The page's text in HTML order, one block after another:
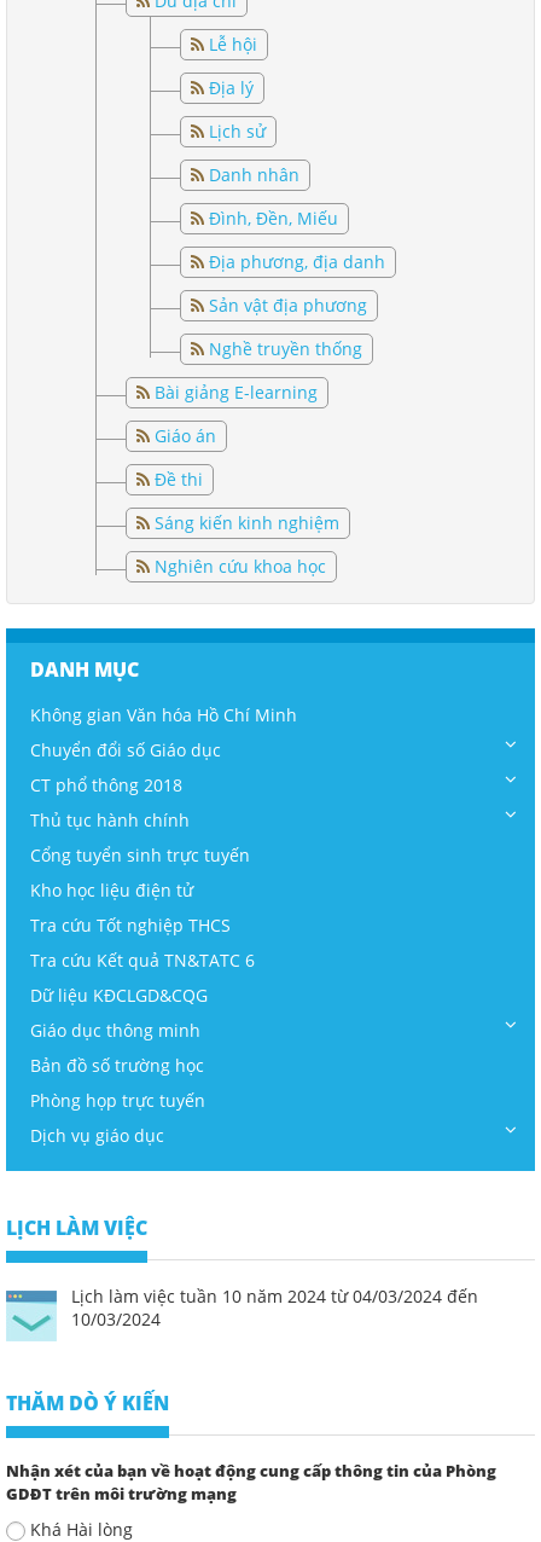
Lễ hội
Địa lý
Lịch sử
Danh nhân
Đình, Đền, Miếu
Địa phương, địa danh
Sản vật địa phương
Nghề truyền thống
Bài giảng E-learning
Giáo án
Đề thi
Sáng kiến kinh nghiệm
Nghiên cứu khoa học
DANH MỤC
Không gian Văn hóa Hồ Chí Minh
Chuyển đổi số Giáo dục
CT phổ thông 2018
Thủ tục hành chính
Cổng tuyển sinh trực tuyến
Kho học liệu điện tử
Tra cứu Tốt nghiệp THCS
Tra cứu Kết quả TN&TATC 6
Dữ liệu KĐCLGD&CQG
Giáo dục thông minh
Bản đồ số trường học
Phòng họp trực tuyến
Dịch vụ giáo dục
LỊCH LÀM VIỆC
Lịch làm việc tuần 10 năm 2024 từ 04/03/2024 đến
10/03/2024
THĂM DÒ Ý KIẾN
Nhận xét của bạn về hoạt động cung cấp thông tin của Phòng
GDĐT trên môi trường mạng
Khá Hài lòng